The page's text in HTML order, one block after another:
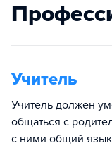
Учитель
Учитель должен
общаться с
с ними общий